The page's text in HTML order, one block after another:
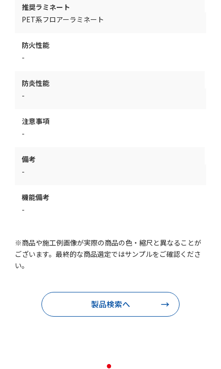
推奨ラミネート
PET系フロアーラミネート
防火性能
-
防炎性能
-
注意事項
-
備考
-
機能備考
-
※商品や施工例画像が実際の商品の色・縮尺と異なることが
ございます。最終的な商品選定ではサンプルをご確認くださ
い。
製品検索へ